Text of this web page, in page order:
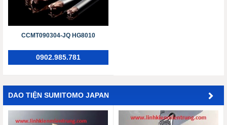
CCMT090304-JQ HG8010
0902.985.781
DAO TIỆN SUMITOMO JAPAN